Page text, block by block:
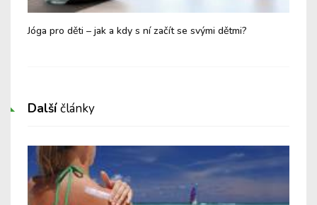
Jóga pro děti – jak a kdy s ní začít se svými dětmi?
Dalšíčlánky